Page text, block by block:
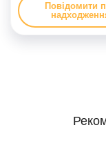
Повідомити